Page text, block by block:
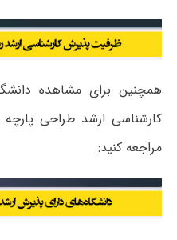
همچنین برای مشاهده
کارشناسی ارشد طراحی
مراجعه کنید: